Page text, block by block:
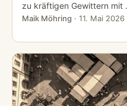
zu kräftigen Gewittern mit
Maik Möhring · 11. Mai 2026